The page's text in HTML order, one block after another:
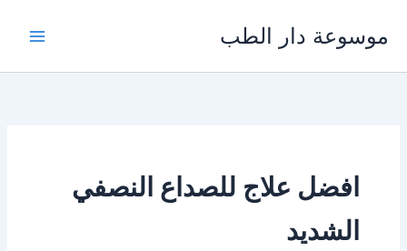
المحتوى
موسوعة دار الطب
افضل علاج للصداع النصفي
الشديد